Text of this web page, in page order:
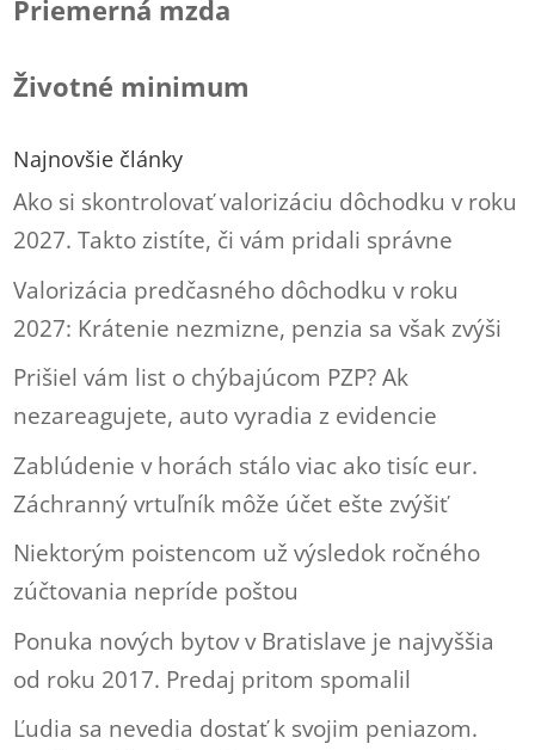
Priemerná mzda
Životné minimum
Najnovšie články
Ako si skontrolovať valorizáciu dôchodku v roku
2027. Takto zistíte, či vám pridali správne
Valorizácia predčasného dôchodku v roku
2027: Krátenie nezmizne, penzia sa však zvýši
Prišiel vám list o chýbajúcom PZP? Ak
nezareagujete, auto vyradia z evidencie
Zablúdenie v horách stálo viac ako tisíc eur.
Záchranný vrtuľník môže účet ešte zvýšiť
Niektorým poistencom už výsledok ročného
zúčtovania nepríde poštou
Ponuka nových bytov v Bratislave je najvyššia
od roku 2017. Predaj pritom spomalil
Ľudia sa nevedia dostať k svojim peniazom.